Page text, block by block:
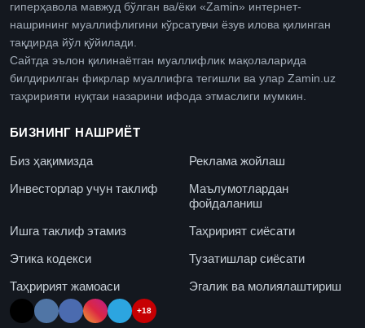
гиперҳавола мавжуд бўлган ва/ёки «Zamin» интернет-
нашрининг муаллифлигини кўрсатувчи ёзув илова қилинган
тақдирда йўл қўйилади.
Сайтда эълон қилинаётган муаллифлик мақолаларида
билдирилган фикрлар муаллифга тегишли ва улар Zamin.uz
таҳририяти нуқтаи назарини ифода этмаслиги мумкин.
БИЗНИНГ НАШРИЁТ
Биз ҳақимизда
Реклама жойлаш
Инвесторлар учун таклиф
Маълумотлардан
фойдаланиш
Ишга таклиф этамиз
Таҳририят сиёсати
Этика кодекси
Тузатишлар сиёсати
Таҳририят жамоаси
Эгалик ва молиялаштириш
+18